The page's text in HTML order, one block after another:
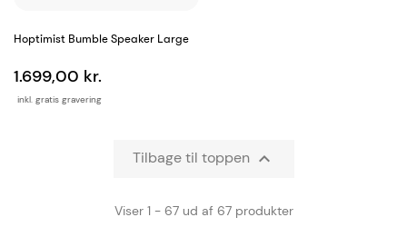
Hoptimist Bumble Speaker Large
inkl. gratis gravering
1.699,00 kr.
Tilbage til toppen 
Viser 1 - 67 ud af 67 produkter